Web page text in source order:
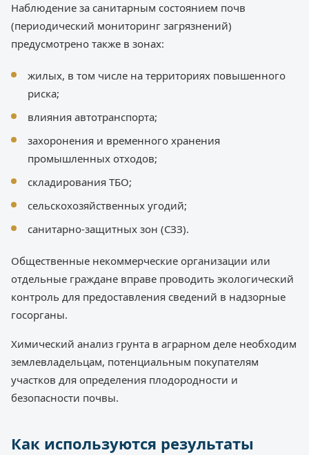
Наблюдение за санитарным состоянием почв
(периодический мониторинг загрязнений)
предусмотрено также в зонах:
жилых, в том числе на территориях повышенного
риска;
влияния автотранспорта;
захоронения и временного хранения
промышленных отходов;
складирования ТБО;
сельскохозяйственных угодий;
санитарно-защитных зон (СЗЗ).
Общественные некоммерческие организации или
отдельные граждане вправе проводить экологический
контроль для предоставления сведений в надзорные
госорганы.
Химический анализ грунта в аграрном деле необходим
землевладельцам, потенциальным покупателям
участков для определения плодородности и
безопасности почвы.
Как используются результаты